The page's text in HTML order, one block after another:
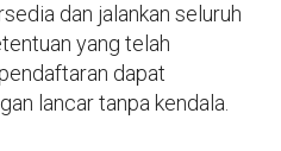
dan jalankan seluruh
yang telah
dapat
lancar tanpa kendala.